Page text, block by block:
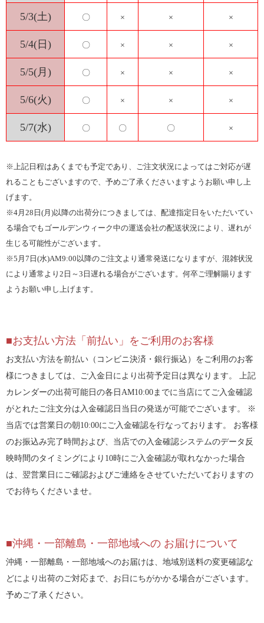
5/3(土) 〇 × × ×
5/4(日) 〇 × × ×
5/5(月) 〇 × × ×
5/6(火) 〇 × × ×
5/7(水) 〇 〇 〇 ×
※上記日程はあくまでも予定であり、ご注文状況によってはご対応が遅
れることもございますので、予めご了承くださいますようお願い申し上
げます。
※4月28日(月)以降の出荷分につきましては、配達指定日をいただいてい
る場合でもゴールデンウィーク中の運送会社の配送状況により、遅れが
生じる可能性がございます。
※5月7日(水)AM9:00以降のご注文より通常発送になりますが、混雑状況
により通常より2日～3日遅れる場合がございます。何卒ご理解賜ります
ようお願い申し上げます。
■お支払い方法「前払い」をご利用のお客様
お支払い方法を前払い（コンビニ決済・銀行振込）をご利用のお客
様につきましては、ご入金日により出荷予定日は異なります。 上記
カレンダーの出荷可能日の各日AM10:00までに当店にてご入金確認
がとれたご注文分は入金確認日当日の発送が可能でございます。 ※
当店では営業日の朝10:00にご入金確認を行なっております。 お客様
のお振込み完了時間および、当店での入金確認システムのデータ反
映時間のタイミングにより10時にご入金確認が取れなかった場合
は、翌営業日にご確認およびご連絡をさせていただいておりますの
でお待ちくださいませ。
■沖縄・一部離島・一部地域への お届けについて
沖縄・一部離島・一部地域へのお届けは、地域別送料の変更確認な
どにより出荷のご対応まで、お日にちがかかる場合がございます。
予めご了承ください。